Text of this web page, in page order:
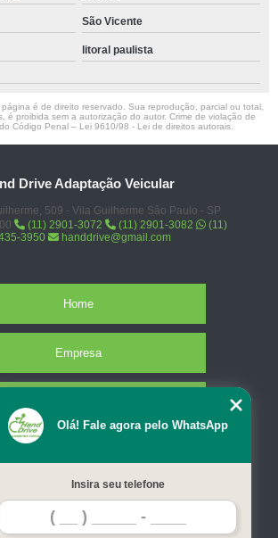
São Vicente
litoral paulista
é de direito reservado. Sua reprodução, parcial ou total,
é proibida sem a autorização do autor. Crime de violação de
Código Penal – Lei 9610/98 - Lei de direitos autorais
Drive Adaptação Veicular
509 - Vila Guilherme São Paulo - SP
(11) 2901-3072 (11) 2901-3082
(11)
3950
handdrive@gmail.com
Home
Empresa
Contato
Olá! Fale agora pelo WhatsApp
Insira seu telefone